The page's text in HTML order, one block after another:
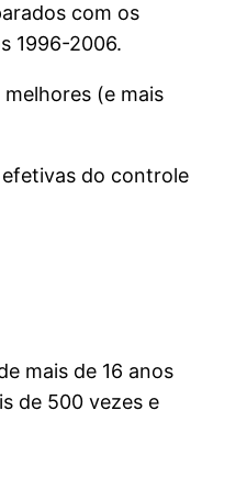
com os
1996-2006.
(e mais
efetivas do controle
mais de 16 anos
de 500 vezes e